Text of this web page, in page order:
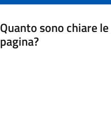
Quanto sono chiare
pagina?